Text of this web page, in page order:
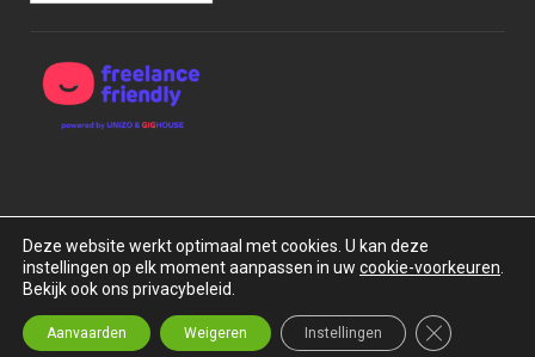
Copyright © 2015-2026 BOXrentals bv. Alle rechten
voorbehouden.
Privacybeleid
Algemene Voorwaarden
Deze website werkt optimaal met cookies. U kan deze
instellingen op elk moment aanpassen in uw cookie-voorkeuren
Bekijk ook ons privacybeleid.
Aanvaarden Weigeren Instellingen Close GDPR